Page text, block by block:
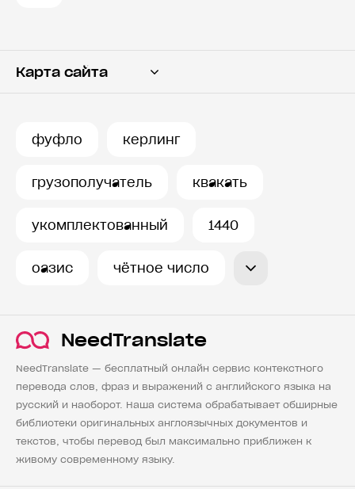
Карта сайта
фуфло керлинг
грузополучатель квакать
укомплектованный 1440
оазис чётное число
NeedTranslate
NeedTranslate — бесплатный онлайн сервис контекстного
перевода слов, фраз и выражений с английского языка на
русский и наоборот. Наша система обрабатывает обширные
библиотеки оригинальных англоязычных документов и
текстов, чтобы перевод был максимально приближен к
живому современному языку.